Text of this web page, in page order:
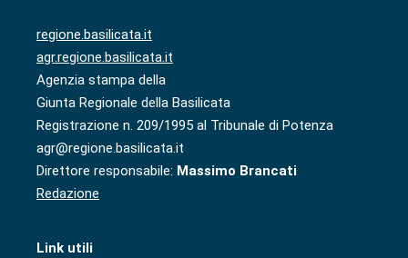
regione.basilicata.it
agr.regione.basilicata.it
Agenzia stampa della
Giunta Regionale della Basilicata
Registrazione n. 209/1995 al Tribunale di Potenza
agr@regione.basilicata.it
Direttore responsabile: Massimo Brancati
Redazione
Link utili